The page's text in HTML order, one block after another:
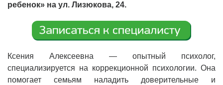
ребенок» на ул. Лизюкова, 24.
Ксения Алексеевна — опытный психолог,
специализируется на коррекционной психологии. Она
помогает семьям наладить доверительные и